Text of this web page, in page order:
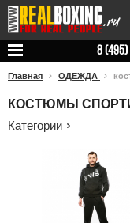
8
Главная ОДЕЖДА
КОСТЮМЫ
Категории